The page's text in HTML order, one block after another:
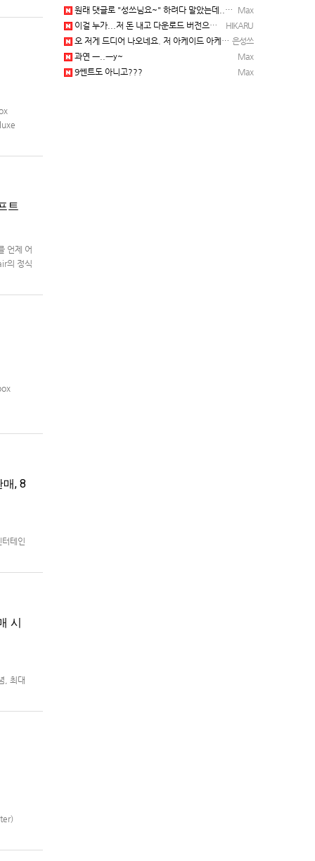
트
언제 어
의 정식
, 8
테인
시
, 최대
Max
원래 댓글로 "성쓰님요~" 하려다 말았는데... 본인 등판 ㅡ..ㅡy~
HIKARU
이걸 누가...저 돈 내고 다운로드 버전으로 하냐... 성쓰님이 계셨다!!!...
은성쓰
오 저게 드디어 나오네요. 저 아케이드 아케이브즈 게임 많이 샀는데요 ㅎㅎㅎ
Max
과연 ㅡ..ㅡy~
Max
9쎈트도 아니고???